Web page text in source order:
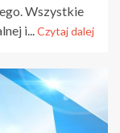
Wszystkie
i...Czytaj dalej